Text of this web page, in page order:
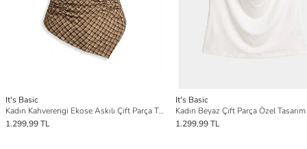
It's Basic
Kadın Kahverengi Ekose Askılı Çift Parça Tasarım Bluz
1.299,99 TL
It's Basic
Kadın Beyaz Çift Parça Özel
1.299,99 TL